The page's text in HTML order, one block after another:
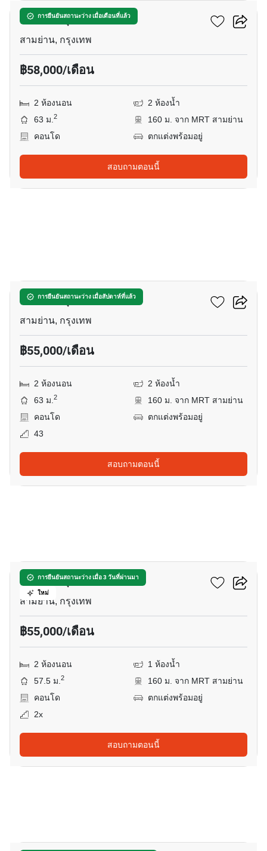
การยืนยันสถานะว่าง เมื่อเดือนที่แล้ว
แอชตัน จุฬา - สีลม
สามย่าน, กรุงเทพ
฿58,000/เดือน
2 ห้องนอน
2 ห้องน้ำ
63 ม.2
160 ม. จาก MRT สามย่าน
คอนโด
ตกแต่งพร้อมอยู่
สอบถามตอนนี้
การยืนยันสถานะว่าง เมื่อสัปดาห์ที่แล้ว
แอชตัน จุฬา - สีลม
สามย่าน, กรุงเทพ
฿55,000/เดือน
2 ห้องนอน
2 ห้องน้ำ
63 ม.2
160 ม. จาก MRT สามย่าน
คอนโด
ตกแต่งพร้อมอยู่
43
สอบถามตอนนี้
การยืนยันสถานะว่าง เมื่อ 3 วันที่ผ่านมา
ใหม่
แอชตัน จุฬา - สีลม
สามย่าน, กรุงเทพ
฿55,000/เดือน
2 ห้องนอน
1 ห้องน้ำ
57.5 ม.2
160 ม. จาก MRT สามย่าน
คอนโด
ตกแต่งพร้อมอยู่
2x
สอบถามตอนนี้